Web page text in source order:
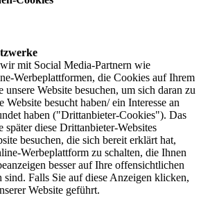
mit Social Media-Partnern wie
Werbeplattformen, die Cookies auf Ihrem
unsere Website besuchen, um sich daran zu
Website besucht haben/ ein Interesse an
haben ("Drittanbieter-Cookies"). Das
später diese Drittanbieter-Websites
besuchen, die sich bereit erklärt hat,
Werbeplattform zu schalten, die Ihnen
besser auf Ihre offensichtlichen
sind. Falls Sie auf diese Anzeigen klicken,
Website geführt.